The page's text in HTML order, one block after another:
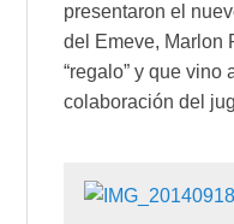
presentaron el
del Emeve, Marlon
“regalo” y que vino
colaboración del